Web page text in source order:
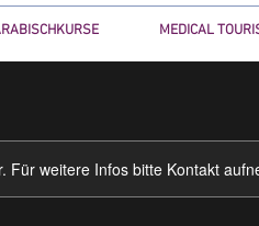
MEDICAL
Für weitere Infos bitte Kontakt